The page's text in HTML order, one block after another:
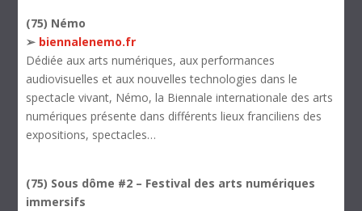
(75) Némo
➢ biennalenemo.fr
Dédiée aux arts numériques, aux performances
audiovisuelles et aux nouvelles technologies dans le
spectacle vivant, Némo, la Biennale internationale des arts
numériques présente dans différents lieux franciliens des
expositions, spectacles…
(75) Sous dôme #2 – Festival des arts numériques
immersifs